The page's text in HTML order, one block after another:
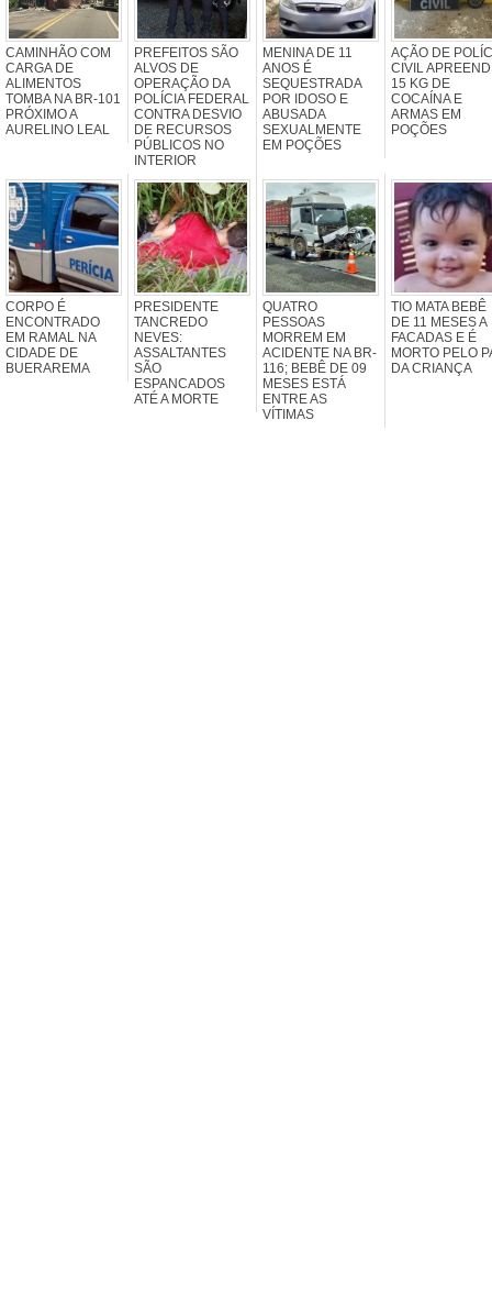
CAMINHÃO COM
CARGA DE
ALIMENTOS
TOMBA NA BR-101
PRÓXIMO A
AURELINO LEAL
PREFEITOS SÃO
ALVOS DE
OPERAÇÃO DA
POLÍCIA FEDERAL
CONTRA DESVIO
DE RECURSOS
PÚBLICOS NO
INTERIOR
MENINA DE 11
ANOS É
SEQUESTRADA
POR IDOSO E
ABUSADA
SEXUALMENTE
EM POÇÕES
AÇÃO DE
CIVIL
15 KG DE
COCAÍNA E
ARMAS EM
POÇÕES
CORPO É
ENCONTRADO
EM RAMAL NA
CIDADE DE
BUERAREMA
PRESIDENTE
TANCREDO
NEVES:
ASSALTANTES
SÃO
ESPANCADOS
ATÉ A MORTE
QUATRO
PESSOAS
MORREM EM
ACIDENTE NA BR-
116; BEBÊ DE 09
MESES ESTÁ
ENTRE AS
VÍTIMAS
TIO MATA BEBÊ
DE 11 MESES A
FACADAS E É
MORTO PELO
DA CRIANÇA